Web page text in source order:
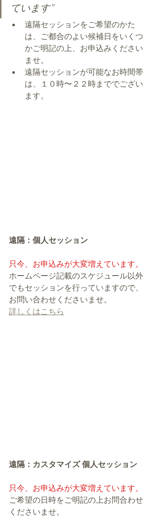
ています”
遠隔セッションをご希望のかた
は、ご都合のよい候補日をいくつ
かご明記の上、お申込みください
ませ。
遠隔セッションが可能なお時間帯
は、１０時〜２２時まででござい
ます。
遠隔：個人セッション
只今、お申込みが大変増えています。
ホームページ記載のスケジュール以外
でもセッションを行っていますので、
お問い合わせくださいませ。
詳しくはこちら
遠隔：カスタマイズ 個人セッション
只今、お申込みが大変増えています。
ご希望の日時をご明記の上お問合わせ
くださいませ。